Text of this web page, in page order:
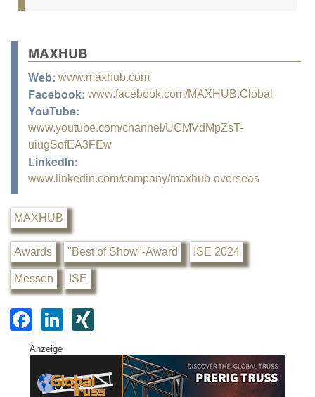
MAXHUB
Web: www.maxhub.com
Facebook: www.facebook.com/MAXHUB.Global
YouTube:
www.youtube.com/channel/UCMVdMpZsT-
uiugSofEA3FEw
LinkedIn:
www.linkedin.com/company/maxhub-overseas
MAXHUB
Awards "Best of Show"-Award ISE 2024
Messen ISE
F
a
c
e
Li
k
e
G
Anzeige